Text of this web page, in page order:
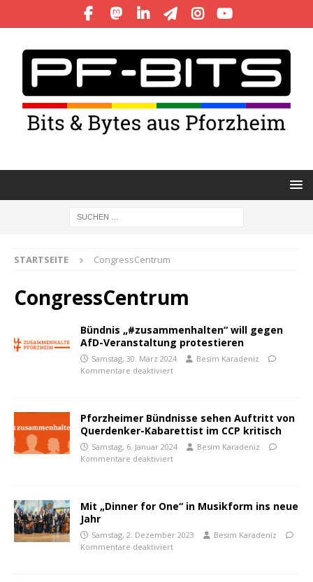
STARTSEITE CongressCentrum
CongressCentrum
Bündnis „#zusammenhalten“ will gegen
AfD-Veranstaltung protestieren
Samstag, 30. März 2024
Besim Karadeniz
Kommentare deaktiviert
Pforzheimer Bündnisse sehen Auftritt von
Querdenker-Kabarettist im CCP kritisch
Samstag, 6. Januar 2024
Besim Karadeniz
Kommentare deaktiviert
Mit „Dinner for One“ in Musikform ins neue
Jahr
Samstag, 2. Dezember 2023
Besim Karadeniz
Kommentare deaktiviert